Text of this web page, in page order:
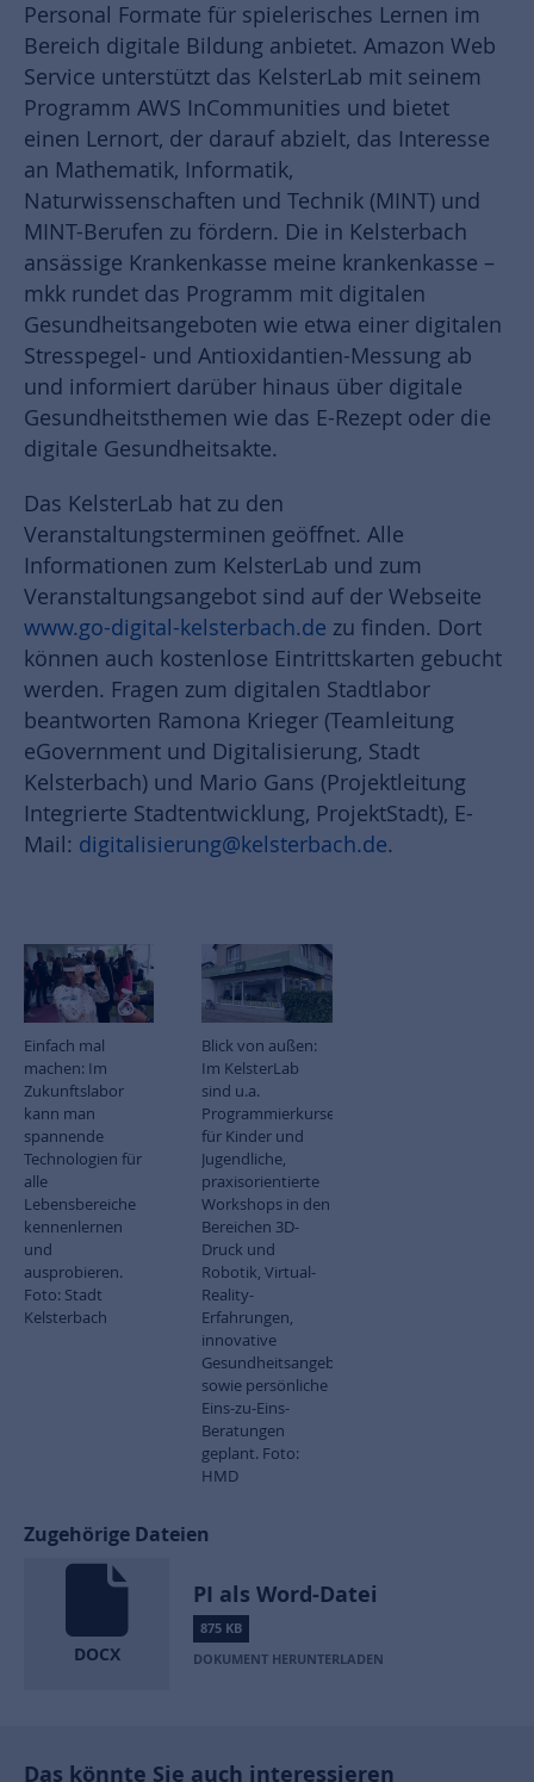
Personal Formate für spielerisches Lernen im
Bereich digitale Bildung anbietet. Amazon Web
Service unterstützt das KelsterLab mit seinem
Programm AWS InCommunities und bietet
einen Lernort, der darauf abzielt, das Interesse
an Mathematik, Informatik,
Naturwissenschaften und Technik (MINT) und
MINT-Berufen zu fördern. Die in Kelsterbach
ansässige Krankenkasse meine krankenkasse –
mkk rundet das Programm mit digitalen
Gesundheitsangeboten wie etwa einer digitalen
Stresspegel- und Antioxidantien-Messung ab
und informiert darüber hinaus über digitale
Gesundheitsthemen wie das E-Rezept oder die
digitale Gesundheitsakte.
Das KelsterLab hat zu den
Veranstaltungsterminen geöffnet. Alle
Informationen zum KelsterLab und zum
Veranstaltungsangebot sind auf der Webseite
www.go-digital-kelsterbach.de zu finden. Dort
können auch kostenlose Eintrittskarten gebucht
werden. Fragen zum digitalen Stadtlabor
beantworten Ramona Krieger (Teamleitung
eGovernment und Digitalisierung, Stadt
Kelsterbach) und Mario Gans (Projektleitung
Integrierte Stadtentwicklung, ProjektStadt), E-
Mail: digitalisierung@kelsterbach.de.
Einfach mal
machen: Im
Zukunftslabor
kann man
spannende
Technologien für
alle
Lebensbereiche
kennenlernen
und
ausprobieren.
Foto: Stadt
Kelsterbach
Blick von außen:
Im KelsterLab
sind u.a.
Programmierkurse
für Kinder und
Jugendliche,
praxisorientierte
Workshops in den
Bereichen 3D-
Druck und
Robotik, Virtual-
Reality-
Erfahrungen,
innovative
Gesundheitsangebote
sowie persönliche
Eins-zu-Eins-
Beratungen
geplant. Foto:
HMD
Zugehörige Dateien
DOCX
PI als Word-Datei
875 KB
DOKUMENT HERUNTERLADEN
Das könnte Sie auch interessieren